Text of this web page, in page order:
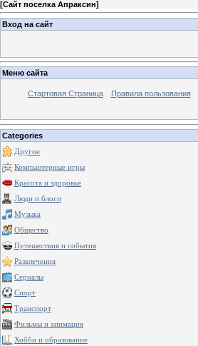
[Сайт поселка Апраксин]
Вход на сайт
Меню сайта
Стартовая Страница Правила пользования
Categories
Другое
Компьютерные игры
Красота и здоровье
Люди и блоги
Музыка
Общество
Путешествия и события
Развлечения
Сериалы
Спорт
Транспорт
Фильмы и анимация
Хобби и образование